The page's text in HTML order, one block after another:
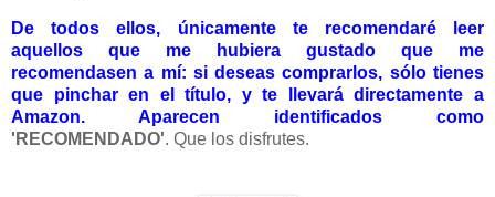
De todos ellos, únicamente te recomendaré leer
aquellos que me hubiera gustado que me
recomendasen a mí: si deseas comprarlos, sólo tienes
que pinchar en el título, y te llevará directamente a
Amazon. Aparecen identificados como
'RECOMENDADO'. Que los disfrutes.